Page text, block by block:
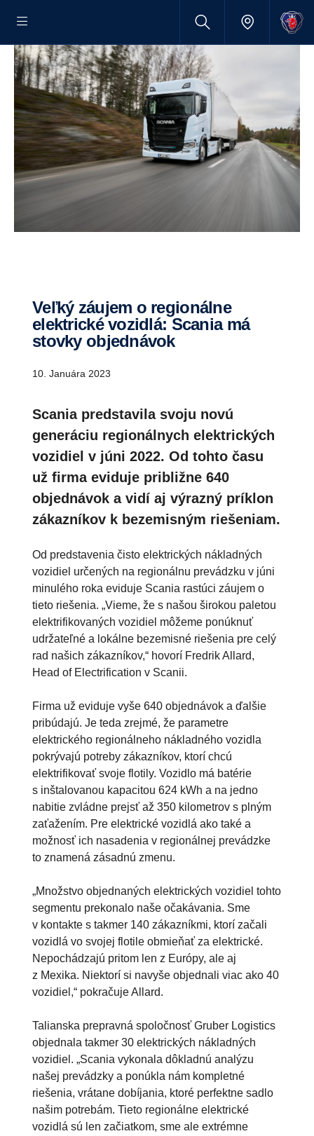
Veľký záujem o regionálne
elektrické vozidlá: Scania má
stovky objednávok
10. Januára 2023
Scania predstavila svoju novú
generáciu regionálnych elektrických
vozidiel v júni 2022. Od tohto času
už firma eviduje približne 640
objednávok a vidí aj výrazný príklon
zákazníkov k bezemisným riešeniam.
Od predstavenia čisto elektrických nákladných
vozidiel určených na regionálnu prevádzku v júni
minulého roka eviduje Scania rastúci záujem o
tieto riešenia. „Vieme, že s našou širokou paletou
elektrifikovaných vozidiel môžeme ponúknuť
udržateľné a lokálne bezemisné riešenia pre celý
rad našich zákazníkov,“ hovorí Fredrik Allard,
Head of Electrification v Scanii.
Firma už eviduje vyše 640 objednávok a ďalšie
pribúdajú. Je teda zrejmé, že parametre
elektrického regionálneho nákladného vozidla
pokrývajú potreby zákazníkov, ktorí chcú
elektrifikovať svoje flotily. Vozidlo má batérie
s inštalovanou kapacitou 624 kWh a na jedno
nabitie zvládne prejsť až 350 kilometrov s plným
zaťažením. Pre elektrické vozidlá ako také a
možnosť ich nasadenia v regionálnej prevádzke
to znamená zásadnú zmenu.
„Množstvo objednaných elektrických vozidiel tohto
segmentu prekonalo naše očakávania. Sme
v kontakte s takmer 140 zákazníkmi, ktorí začali
vozidlá vo svojej flotile obmieňať za elektrické.
Nepochádzajú pritom len z Európy, ale aj
z Mexika. Niektorí si navyše objednali viac ako 40
vozidiel,“ pokračuje Allard.
Talianska prepravná spoločnosť Gruber Logistics
objednala takmer 30 elektrických nákladných
vozidiel. „Scania vykonala dôkladnú analýzu
našej prevádzky a ponúkla nám kompletné
riešenia, vrátane dobíjania, ktoré perfektne sadlo
našim potrebám. Tieto regionálne elektrické
vozidlá sú len začiatkom, sme ale extrémne